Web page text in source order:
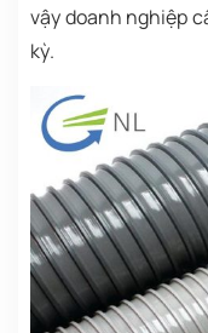
vậy doanh nghiệp
kỳ.